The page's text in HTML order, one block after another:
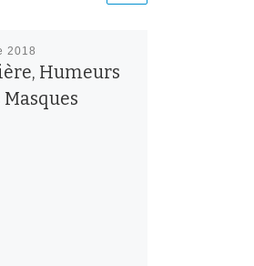
2018
Humeurs